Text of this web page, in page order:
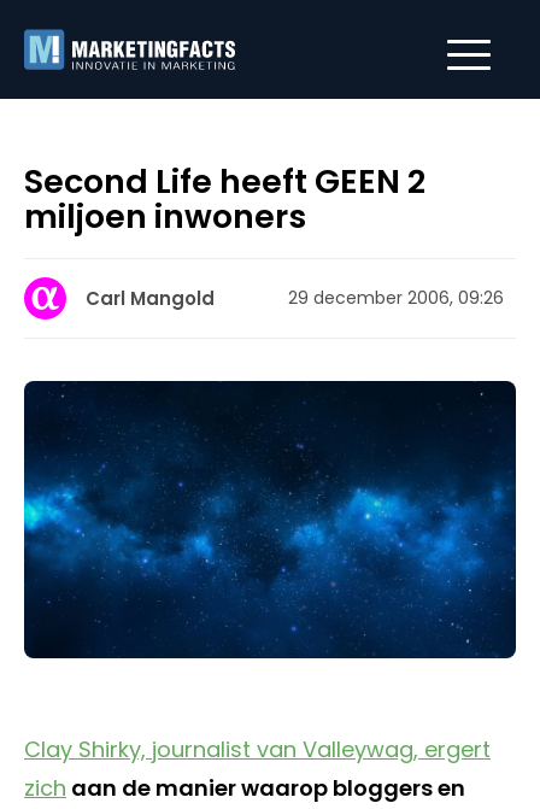
Second Life heeft GEEN 2
miljoen inwoners
Carl Mangold 29 december 2006, 09:26
Clay Shirky, journalist van Valleywag, ergert
zich aan de manier waarop bloggers en